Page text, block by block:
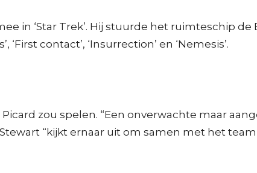
in ‘Star Trek’. Hij stuurde het ruimteschip
contact’, ‘Insurrection’ en ‘Nemesis’.
zou spelen. “Een onverwachte maar
“kijkt ernaar uit om samen met het